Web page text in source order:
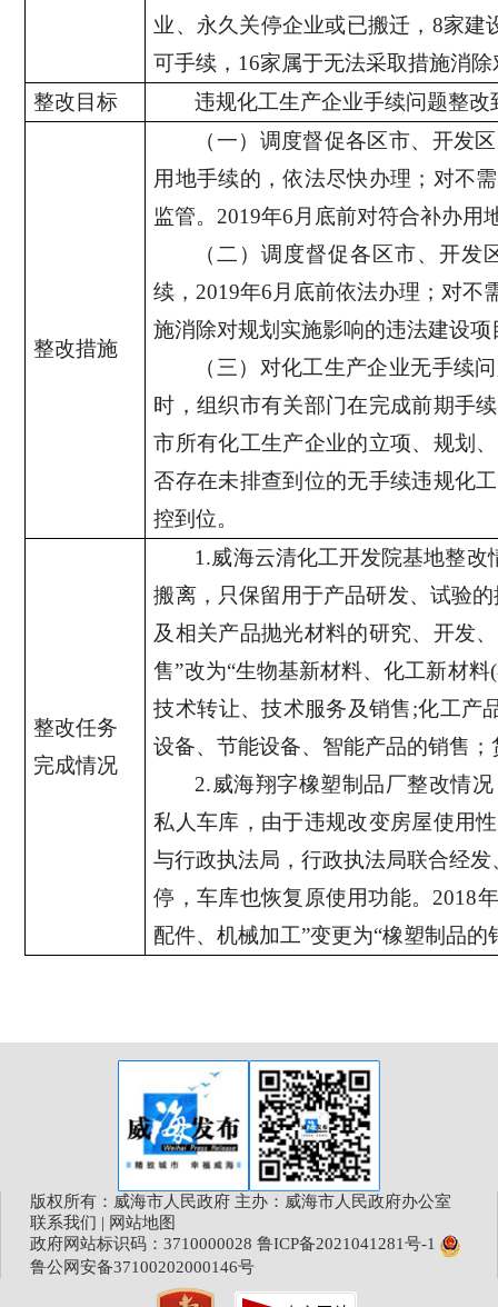
业、永久关停企业或已搬迁， 8家建
可手续， 16家属于无法采取措施消
整改目标
违规化工生产企业手续问题整改
整改措施
（一）调度督促各区市、开发
用地手续的，依法尽快办理；对不
监管。 2019年6 月底前对符合补办用
（二）调度督促各区市、开
续， 2019年6 月底前依法办理；对不
施消除对规划实施影响的违法建设
（三）对化工生产企业无手续
时，组织市有关部门在完成前期手
市所有化工生产企业的立项、规划
否存在未排查到位的无手续违规化
控到位。
整改任务
完成情况
1.威海云清化工开发院基地整改
搬离，只保留用于产品研发、试验
及相关产品抛光材料的研究、开发
售”改为“生物基新材料、化工新材料(
技术转让、技术服务及销售;化工产
设备、节能设备、智能产品的销售
2.威海翔字橡塑制品厂整改情
私人车库，由于违规改变房屋使用
与行政执法局，行政执法局联合经
停，车库也恢复原使用功能。 2018
配件、机械加工”变更为“橡塑制品的
版权所有：威海市人民政府 主办：威海市人民政府办公室
联系我们 | 网站地图
政府网站标识码：3710000028 鲁ICP备2021041281号-1
鲁公网安备37100202000146号